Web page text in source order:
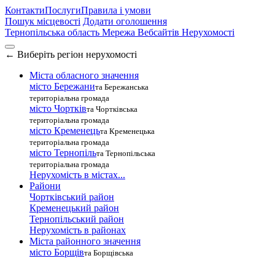
КонтактиПослугиПравила і умови
Пошук місцевості Додати оголошення
Тернопільська область Мережа Вебсайтів Нерухомості
← Виберіть регіон нерухомості
Міста обласного значення
місто Бережанита Бережанська
територіальна громада
місто Чортківта Чортківська
територіальна громада
місто Кременецьта Кременецька
територіальна громада
місто Тернопільта Тернопільська
територіальна громада
Нерухомість в містах...
Райони
Чортківський район
Кременецький район
Тернопільський район
Нерухомість в районах
Міста районного значення
місто Борщівта Борщівська